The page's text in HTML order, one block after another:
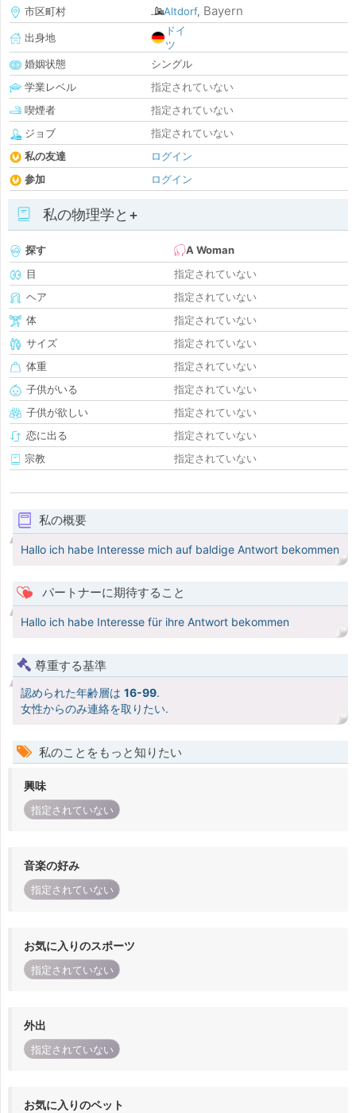
市区町村
Altdorf, Bayern
出身地
ドイ
ツ
婚姻状態
シングル
学業レベル
指定されていない
喫煙者
指定されていない
ジョブ
指定されていない
私の友達
ログイン
参加
ログイン
私の物理学と+
探す
A Woman
目
指定されていない
ヘア
指定されていない
体
指定されていない
サイズ
指定されていない
体重
指定されていない
子供がいる
指定されていない
子供が欲しい
指定されていない
恋に出る
指定されていない
宗教
指定されていない
私の概要
Hallo ich habe Interesse mich auf baldige Antwort bekommen
パートナーに期待すること
Hallo ich habe Interesse für ihre Antwort bekommen
尊重する基準
認められた年齢層は 16-99.
女性からのみ連絡を取りたい.
私のことをもっと知りたい
興味
指定されていない
音楽の好み
指定されていない
お気に入りのスポーツ
指定されていない
外出
指定されていない
お気に入りのペット